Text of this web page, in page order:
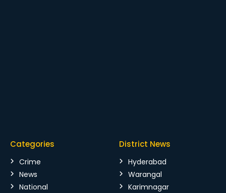
Categories
Crime
News
National
District News
Hyderabad
Warangal
Karimnagar